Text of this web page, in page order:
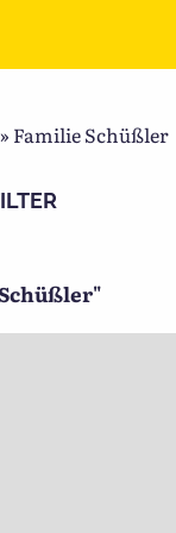
» Familie Schüßler